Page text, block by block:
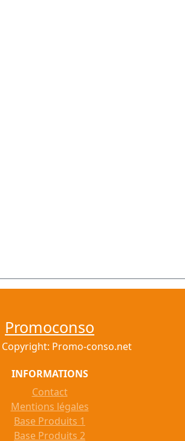
Promoconso
Promo-conso.net
INFORMATIONS
Contact
Mentions légales
Base Produits 1
Base Produits 2